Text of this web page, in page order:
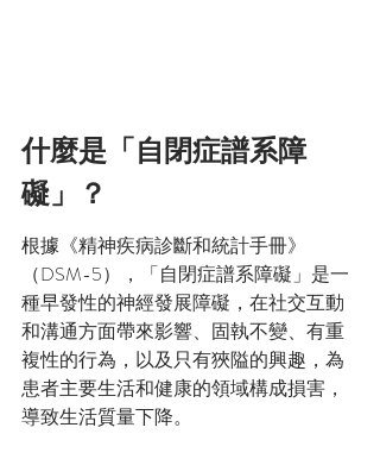
什麼是「自閉症譜系障
礙」？
根據《精神疾病診斷和統計手冊》
（DSM-5），「自閉症譜系障礙」是一
種早發性的神經發展障礙，在社交互動
和溝通方面帶來影響、固執不變、有重
複性的行為，以及只有狹隘的興趣，為
患者主要生活和健康的領域構成損害，
導致生活質量下降。⁣